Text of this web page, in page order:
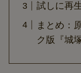
試しに再
まとめ：
ク版『城